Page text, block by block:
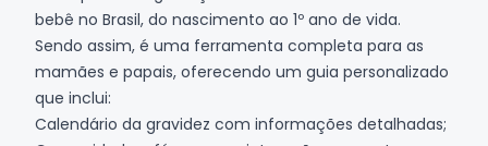
bebê no Brasil, do nascimento ao 1º ano de vida.
Sendo assim, é uma ferramenta completa para as
mamães e papais, oferecendo um guia personalizado
que inclui:
Calendário da gravidez com informações detalhadas;